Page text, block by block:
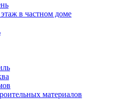
в частном доме
материалов